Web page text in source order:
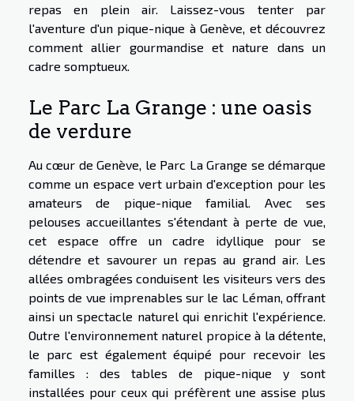
repas en plein air. Laissez-vous tenter par
l'aventure d'un pique-nique à Genève, et découvrez
comment allier gourmandise et nature dans un
cadre somptueux.
Le Parc La Grange : une oasis
de verdure
Au cœur de Genève, le Parc La Grange se démarque
comme un espace vert urbain d'exception pour les
amateurs de pique-nique familial. Avec ses
pelouses accueillantes s'étendant à perte de vue,
cet espace offre un cadre idyllique pour se
détendre et savourer un repas au grand air. Les
allées ombragées conduisent les visiteurs vers des
points de vue imprenables sur le lac Léman, offrant
ainsi un spectacle naturel qui enrichit l'expérience.
Outre l'environnement naturel propice à la détente,
le parc est également équipé pour recevoir les
familles : des tables de pique-nique y sont
installées pour ceux qui préfèrent une assise plus